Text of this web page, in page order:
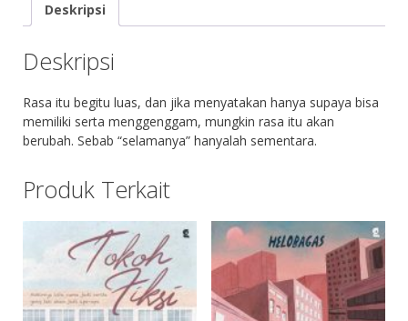
Deskripsi
Deskripsi
Rasa itu begitu luas, dan jika menyatakan hanya supaya bisa
memiliki serta menggenggam, mungkin rasa itu akan
berubah. Sebab “selamanya” hanyalah sementara.
Produk Terkait